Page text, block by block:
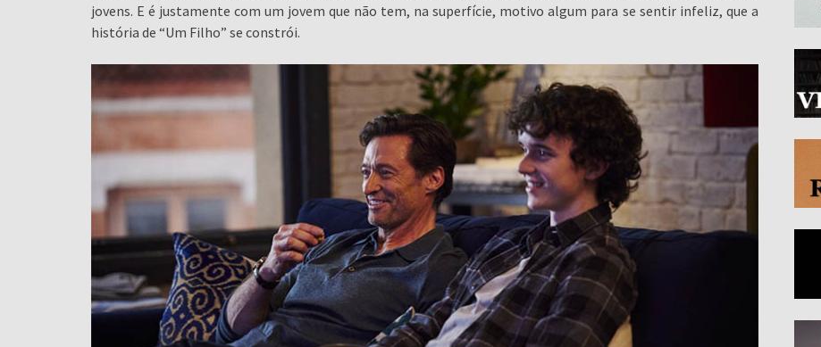
jovens. E é justamente com um jovem que não tem, na superfície, motivo algum para se sentir infeliz, que a
história de “Um Filho” se constrói.